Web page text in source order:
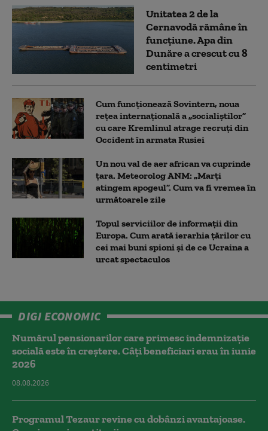
Unitatea 2 de la
Cernavodă rămâne în
funcțiune. Apa din
Dunăre a crescut cu 8
centimetri
Cum funcționează Sovintern, noua
rețea internațională a „socialiștilor”
cu care Kremlinul atrage recruți din
Occident în armata Rusiei
Un nou val de aer african va cuprinde
țara. Meteorolog ANM: „Marți
atingem apogeul”. Cum va fi vremea în
următoarele zile
Topul serviciilor de informații din
Europa. Cum arată ierarhia țărilor cu
cei mai buni spioni și de ce Ucraina a
urcat spectaculos
DIGI ECONOMIC
Numărul pensionarilor care primesc indemnizaţie
socială este în creștere. Câți beneficiari erau în iunie
2026
08.08.2026
Programul Tezaur revine cu dobânzi avantajoase.